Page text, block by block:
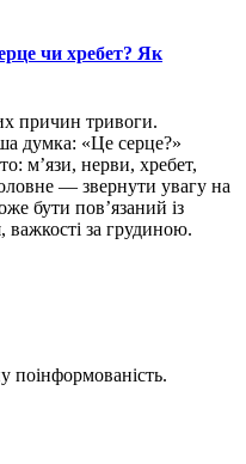
чи хребет? Як
причин тривоги.
думка: «Це серце?»
м’язи, нерви, хребет,
— звернути увагу на
бути пов’язаний із
важкості за грудиною.
поінформованість.